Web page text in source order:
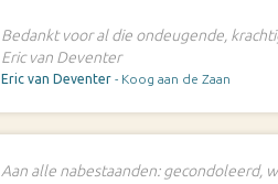
Bedankt voor al die ondeugende,
Eric van Deventer
Eric van Deventer - Koog aan de Zaan
Aan alle nabestaanden: gecondoleerd,